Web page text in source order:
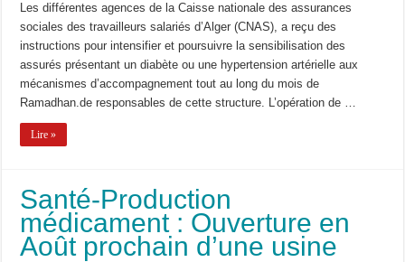
:
diabétique
et
l’hypertendu
aux
mécanismes
d’accompagnement
Les différentes agences de la Caisse nationale des assurances
sociales des travailleurs salariés d’Alger (CNAS), a reçu des
instructions pour intensifier et poursuivre la sensibilisation des
assurés présentant un diabète ou une hypertension artérielle aux
mécanismes d’accompagnement tout au long du mois de
Ramadhan.de responsables de cette structure. L’opération de …
Lire »
Santé-Production
médicament : Ouverture en
Août prochain d’une usine